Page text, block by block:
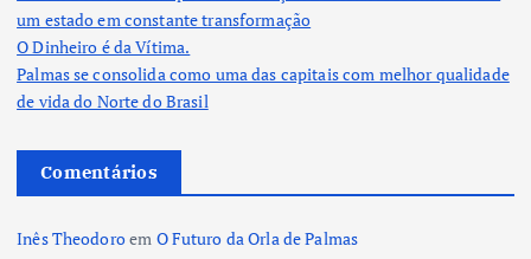
um estado em constante transformação
O Dinheiro é da Vítima.
Palmas se consolida como uma das capitais com melhor qualidade
de vida do Norte do Brasil
Comentários
Inês Theodoroem O Futuro da Orla de Palmas